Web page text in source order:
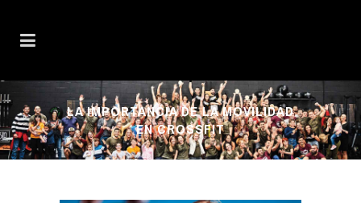
LA IMPORTANCIA DE LA MOVILIDAD
EN CROSSFIT